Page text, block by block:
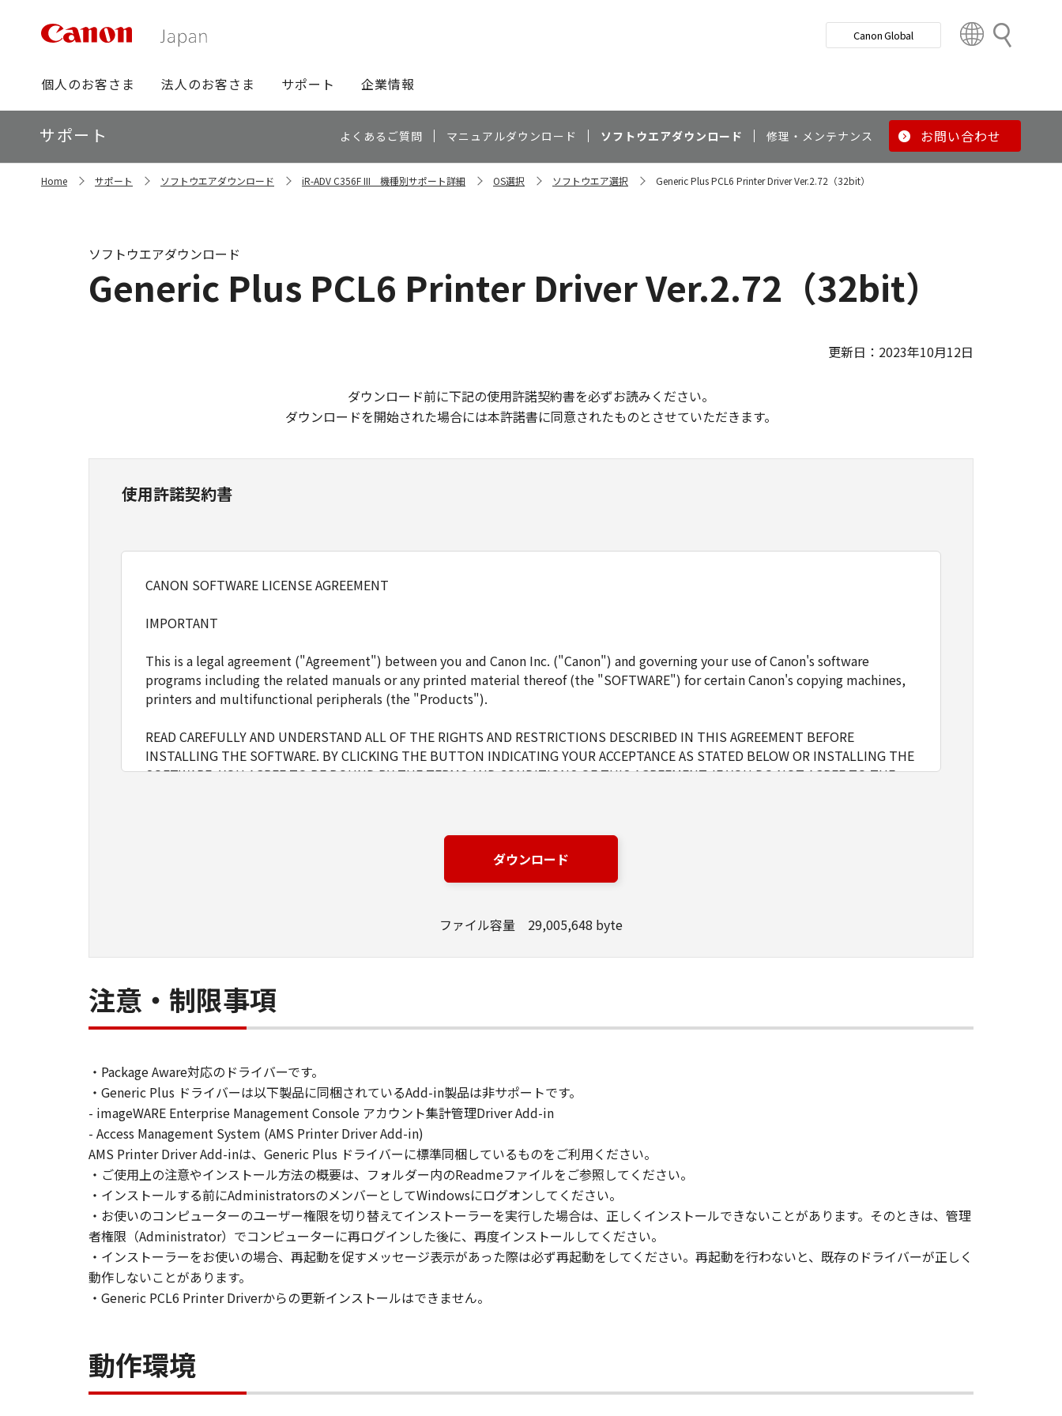
検
グ
ロ
ー
バ
ビ
個人のお客さま 法人のお客さま サポート 企業情報
Canon Global
t
y
ロ
ー
カ
ル
サポート よくあるご質問 マニュアルダウンロード ソフトウエアダウンロード 修理・メンテナンス お問い合わせ
Home サポート ソフトウエアダウンロード iR-ADV C356F III 機種別サポート詳細 OS選択 ソフトウエア選択 Generic Plus PCL6 Printer Driver Ver.2.72（32bit）
Generic Plus PCL6 Printer Driver Ver.2.72（32bit）
ソフトウエアダウンロード
更新日：2023年10月12日
ダウンロード前に下記の使用許諾契約書を必ずお読みください。
ダウンロードを開始された場合には本許諾書に同意されたものとさせていただきます。
使用許諾契約書
CANON SOFTWARE LICENSE AGREEMENT
IMPORTANT
This is a legal agreement ("Agreement") between you and Canon Inc. ("Canon") and governing your use of Canon's software
programs including the related manuals or any printed material thereof (the "SOFTWARE") for certain Canon's copying machines,
printers and multifunctional peripherals (the "Products").
READ CAREFULLY AND UNDERSTAND ALL OF THE RIGHTS AND RESTRICTIONS DESCRIBED IN THIS AGREEMENT BEFORE
INSTALLING THE SOFTWARE. BY CLICKING THE BUTTON INDICATING YOUR ACCEPTANCE AS STATED BELOW OR INSTALLING THE
SOFTWARE, YOU AGREE TO BE BOUND BY THE TERMS AND CONDITIONS OF THIS AGREEMENT. IF YOU DO NOT AGREE TO THE
Canon grants you a personal, limited and non-exclusive license to use ("use" as used herein shall include storing, loading,
installing, accessing, executing or displaying) the SOFTWARE solely for the use with Products only on computers directly or via
You may allow other users of other computers connected to your Designated Computer to use the SOFTWARE, provided that you
borne by you hereunder.
You may make one copy of the SOFTWARE solely for a back-up purpose.
loan, convey or transfer to any third party the SOFTWARE. You shall not alter, translate or convert to another programming
language, modify, disassemble, decompile or otherwise reverse engineer the SOFTWARE and you shall not have any third party to
do so.
3. COPYRIGHT NOTICE
You shall not modify, remove or delete any copyright notice of Canon or its licensors contained in the SOFTWARE, including any
copy thereof.
4. OWNERSHIP
Canon and its licensors retain in all respects the title, ownership and intellectual property rights in and to the SOFTWARE. Except
as expressly provided herein, no license or right, express or implied, is hereby conveyed or granted by Canon to you for any
intellectual property of Canon and its licensors.
directly or indirectly, the SOFTWARE in violation of any such laws, restrictions and regulations, or without all necessary approvals.
6. SUPPORT AND UPDATE
ダウンロード
ファイル容量 29,005,648 byte
注意・制限事項
・Package Aware対応のドライバーです。
・Generic Plus ドライバーは以下製品に同梱されているAdd-in製品は非サポートです。
- imageWARE Enterprise Management Console アカウント集計管理Driver Add-in
- Access Management System (AMS Printer Driver Add-in)
AMS Printer Driver Add-inは、Generic Plus ドライバーに標準同梱しているものをご利用ください。
・ご使用上の注意やインストール方法の概要は、フォルダー内のReadmeファイルをご参照してください。
・インストールする前にAdministratorsのメンバーとしてWindowsにログオンしてください。
・お使いのコンピューターのユーザー権限を切り替えてインストーラーを実行した場合は、正しくインストールできないことがあります。そのときは、管理
者権限（Administrator）でコンピューターに再ログインした後に、再度インストールしてください。
・インストーラーをお使いの場合、再起動を促すメッセージ表示があった際は必ず再起動をしてください。再起動を行わないと、既存のドライバーが正しく
動作しないことがあります。
・Generic PCL6 Printer Driverからの更新インストールはできません。
動作環境